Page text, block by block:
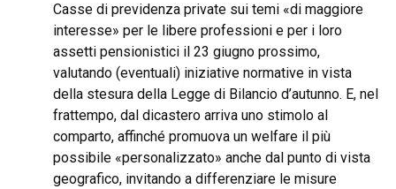
Casse di previdenza private sui temi «di maggiore
interesse» per le libere professioni e per i loro
assetti pensionistici il 23 giugno prossimo,
valutando (eventuali) iniziative normative in vista
della stesura della Legge di Bilancio d’autunno. E, nel
frattempo, dal dicastero arriva uno stimolo al
comparto, affinché promuova un welfare il più
possibile «personalizzato» anche dal punto di vista
geografico, invitando a differenziare le misure